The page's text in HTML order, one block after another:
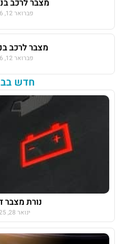
מצבר לרכב
פברואר 12, 2026
מצבר לרכב
פברואר 12, 2026
חדש
נורת מצבר
ינואר 28, 2025